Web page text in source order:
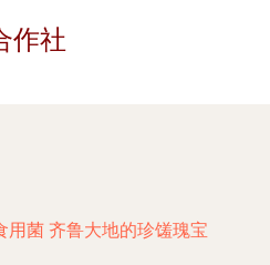
作社
用菌 齐鲁大地的珍馐瑰宝